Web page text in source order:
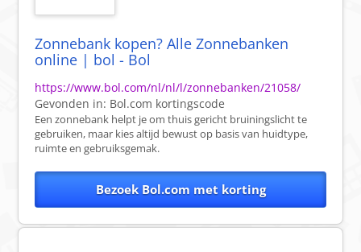
Zonnebank kopen? Alle Zonnebanken
online | bol - Bol
https://www.bol.com/nl/nl/l/zonnebanken/21058/
Gevonden in: Bol.com kortingscode
Een zonnebank helpt je om thuis gericht bruiningslicht te
gebruiken, maar kies altijd bewust op basis van huidtype,
ruimte en gebruiksgemak.
Bezoek Bol.com met korting